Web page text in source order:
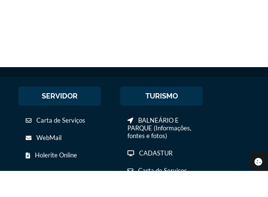
SERVIDOR
Carta de Serviços
WebMail
Holerite Online
TURISMO
BALNEÁRIO E
PARQUE (Informações,
fontes e fotos)
CADASTUR
Carta de Serviços